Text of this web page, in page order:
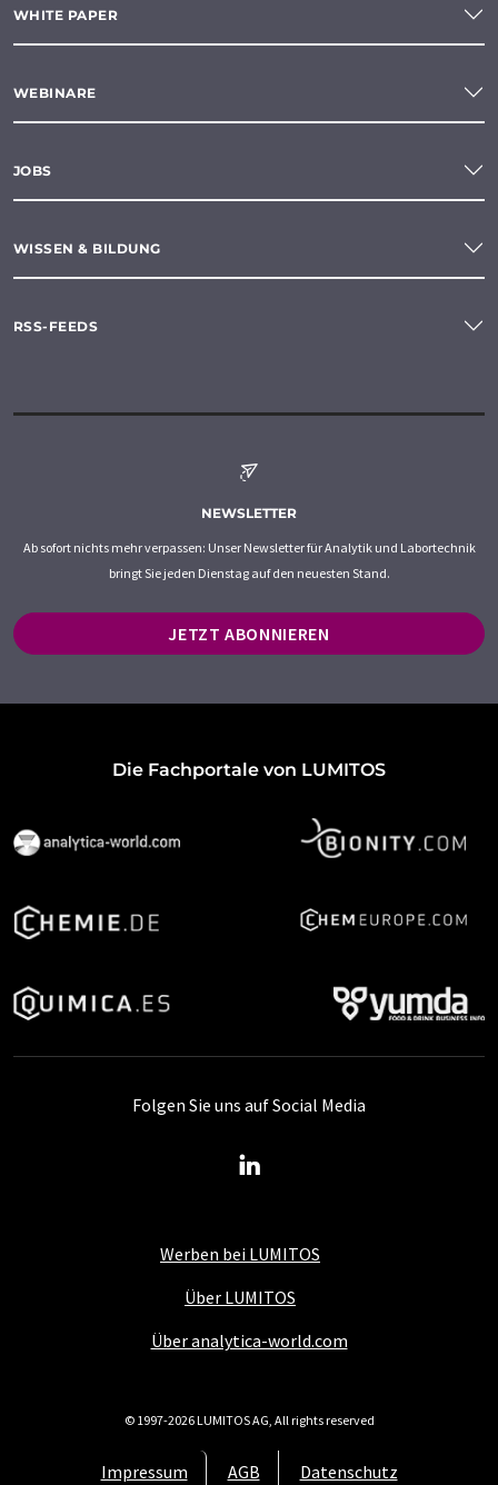
WHITE PAPER
WEBINARE
JOBS
WISSEN & BILDUNG
RSS-FEEDS
NEWSLETTER
Ab sofort nichts mehr verpassen: Unser Newsletter für Analytik und Labortechnik
bringt Sie jeden Dienstag auf den neuesten Stand.
JETZT ABONNIEREN
Die Fachportale von LUMITOS
Werben bei LUMITOS
Über LUMITOS
Über analytica-world.com
Impressum AGB Datenschutz
Folgen Sie uns auf Social Media
© 1997-2026 LUMITOS AG, All rights reserved